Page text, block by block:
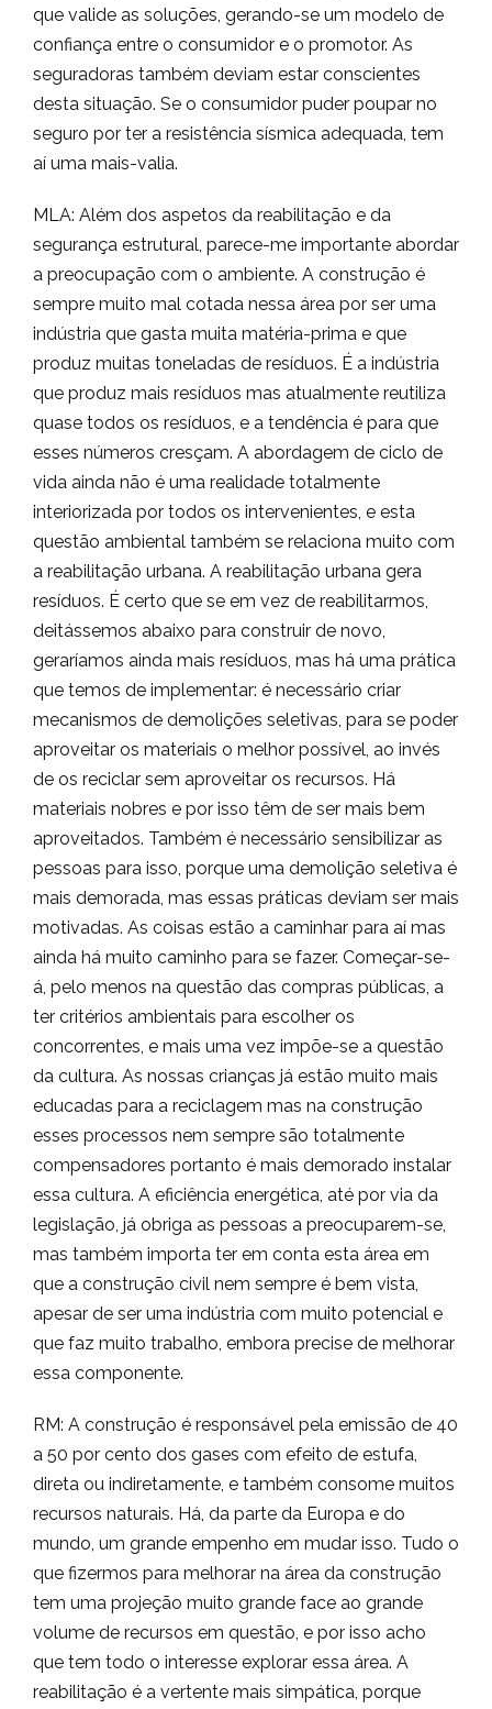
que valide as soluções, gerando-se um modelo de
confiança entre o consumidor e o promotor. As
seguradoras também deviam estar conscientes
desta situação. Se o consumidor puder poupar no
seguro por ter a resistência sísmica adequada, tem
aí uma mais-valia.
MLA: Além dos aspetos da reabilitação e da
segurança estrutural, parece-me importante abordar
a preocupação com o ambiente. A construção é
sempre muito mal cotada nessa área por ser uma
indústria que gasta muita matéria-prima e que
produz muitas toneladas de resíduos. É a indústria
que produz mais resíduos mas atualmente reutiliza
quase todos os resíduos, e a tendência é para que
esses números cresçam. A abordagem de ciclo de
vida ainda não é uma realidade totalmente
interiorizada por todos os intervenientes, e esta
questão ambiental também se relaciona muito com
a reabilitação urbana. A reabilitação urbana gera
resíduos. É certo que se em vez de reabilitarmos,
deitássemos abaixo para construir de novo,
geraríamos ainda mais resíduos, mas há uma prática
que temos de implementar: é necessário criar
mecanismos de demolições seletivas, para se poder
aproveitar os materiais o melhor possível, ao invés
de os reciclar sem aproveitar os recursos. Há
materiais nobres e por isso têm de ser mais bem
aproveitados. Também é necessário sensibilizar as
pessoas para isso, porque uma demolição seletiva é
mais demorada, mas essas práticas deviam ser mais
motivadas. As coisas estão a caminhar para aí mas
ainda há muito caminho para se fazer. Começar-se-
á, pelo menos na questão das compras públicas, a
ter critérios ambientais para escolher os
concorrentes, e mais uma vez impõe-se a questão
da cultura. As nossas crianças já estão muito mais
educadas para a reciclagem mas na construção
esses processos nem sempre são totalmente
compensadores portanto é mais demorado instalar
essa cultura. A eficiência energética, até por via da
legislação, já obriga as pessoas a preocuparem-se,
mas também importa ter em conta esta área em
que a construção civil nem sempre é bem vista,
apesar de ser uma indústria com muito potencial e
que faz muito trabalho, embora precise de melhorar
essa componente.
RM: A construção é responsável pela emissão de 40
a 50 por cento dos gases com efeito de estufa,
direta ou indiretamente, e também consome muitos
recursos naturais. Há, da parte da Europa e do
mundo, um grande empenho em mudar isso. Tudo o
que fizermos para melhorar na área da construção
tem uma projeção muito grande face ao grande
volume de recursos em questão, e por isso acho
que tem todo o interesse explorar essa área. A
reabilitação é a vertente mais simpática, porque